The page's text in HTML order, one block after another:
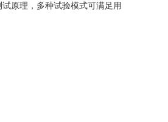
原理，多种试验模式可满足用